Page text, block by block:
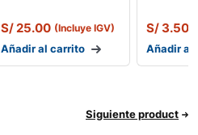
S/25.00 (Incluye IGV)
Añadir al carrito
S/3.50
Añadir al
Siguiente product